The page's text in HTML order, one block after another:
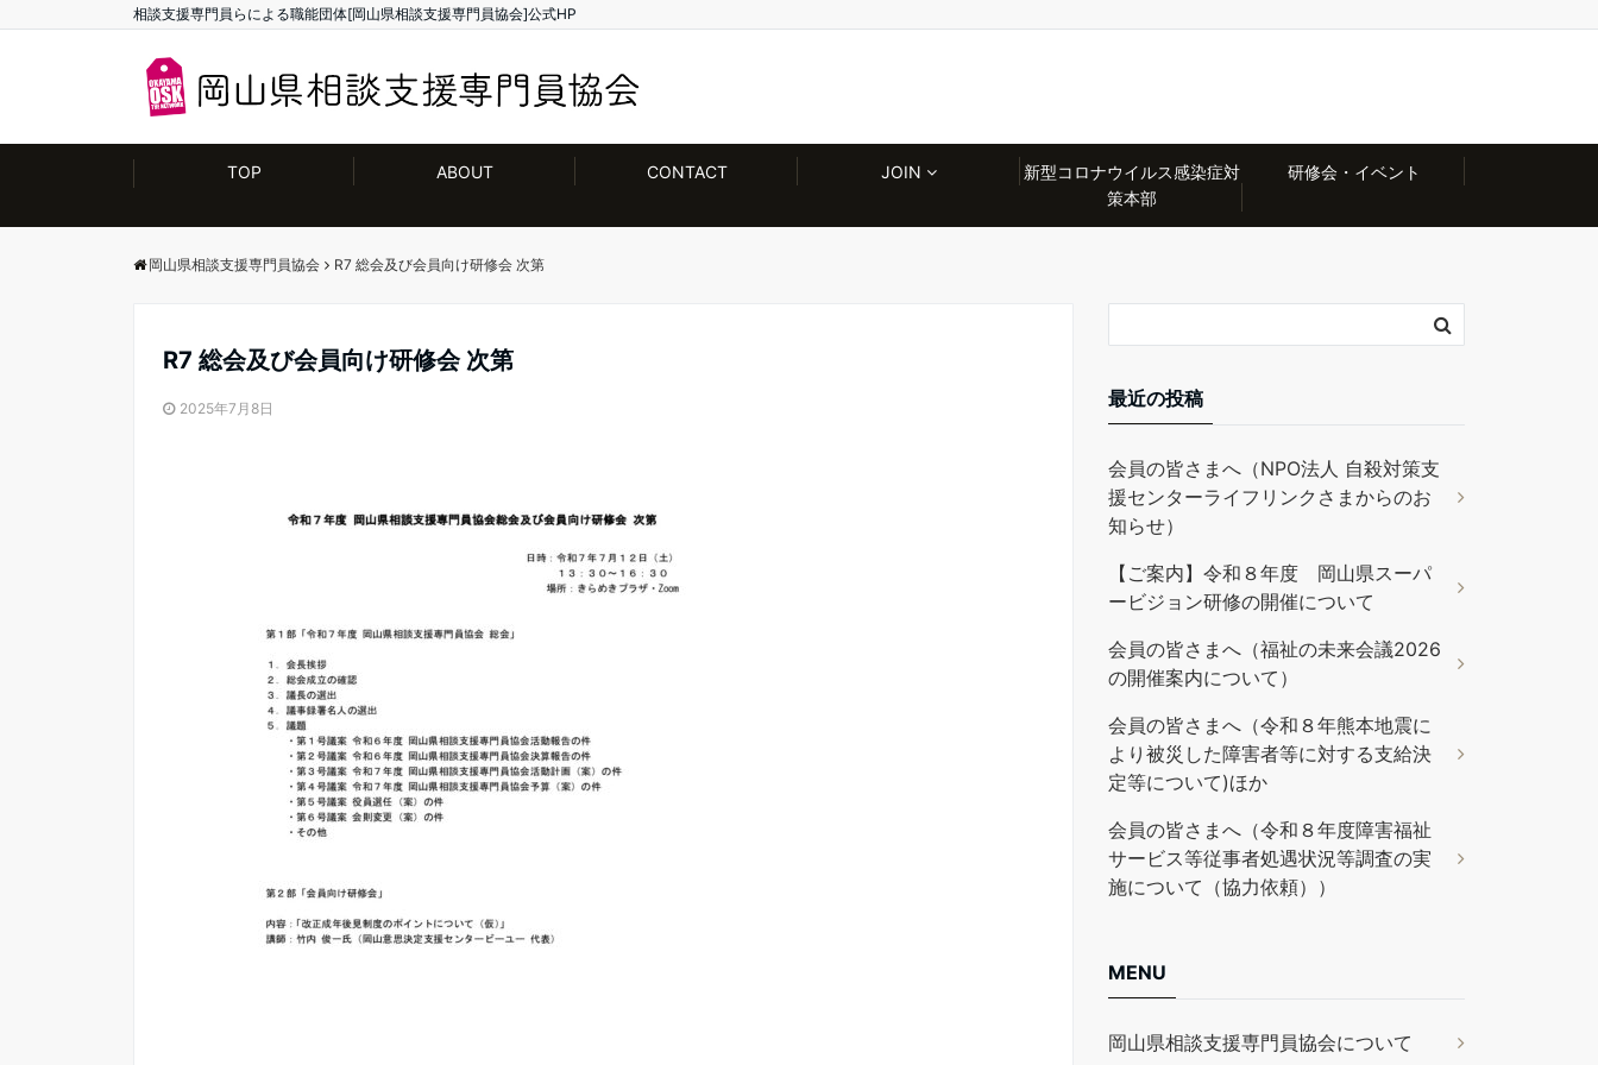
相談支援専門員らによる職能団体[岡山県相談支援専門員協会]公式HP
TOP ABOUT CONTACT JOIN
新型コロナウイルス感染症対
策本部
研修会・イベント
岡山県相談支援専門員協会 R7 総会及び会員向け研修会 次第
R7 総会及び会員向け研修会 次第
2025年7月8日 最近の投稿
会員の皆さまへ（NPO法人 自殺対策支
援センターライフリンクさまからのお
知らせ）
【ご案内】令和８年度 岡山県スーパ
ービジョン研修の開催について
会員の皆さまへ（福祉の未来会議2026
の開催案内について）
会員の皆さまへ（令和８年熊本地震に
より被災した障害者等に対する支給決
定等について)ほか
会員の皆さまへ（令和８年度障害福祉
サービス等従事者処遇状況等調査の実
施について（協力依頼））
MENU
岡山県相談支援専門員協会について